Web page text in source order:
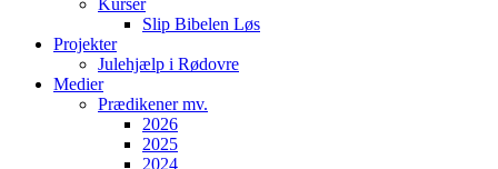
Kurser
Slip Bibelen Løs
Projekter
Julehjælp i Rødovre
Medier
Prædikener mv.
2026
2025
2024